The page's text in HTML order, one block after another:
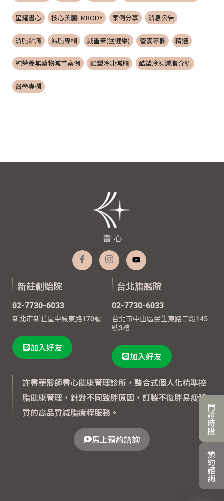
門
診
時
段
預
約
諮
詢
星耀書心 核心美麗EMBODY 案例分享 消息公告
消脂點滴 減脂專欄 減重筆(猛健樂) 營養專欄 精選
純營養無藥物減重案例 酷塑冷凍減脂 酷塑冷凍減脂介紹
醫學專欄
新莊創始院
02-7730-6033
新北市新莊區中原東路170號
加入好友
台北旗艦院
02-7730-6033
台北市中山區民生東路二段145
號3樓
加入好友
許書華醫師書心健康管理診所，整合式個人化精準控
脂健康管理，針對不同致胖原因，訂製不復胖易瘦體
質的高品質減脂療程服務。
馬上預約諮詢